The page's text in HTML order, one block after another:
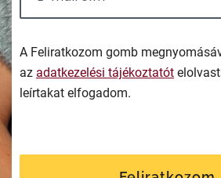
A Feliratkozom gomb
az adatkezelési tájékoztatót
leírtakat elfogadom.